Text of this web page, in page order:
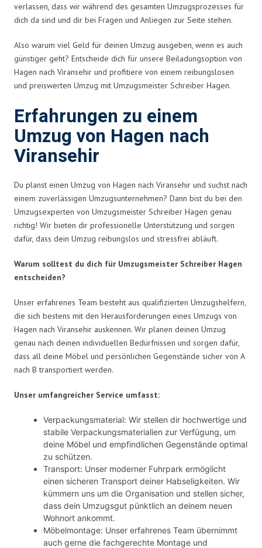
verlassen, dass wir während des gesamten Umzugsprozesses für
dich da sind und dir bei Fragen und Anliegen zur Seite stehen.
Also warum viel Geld für deinen Umzug ausgeben, wenn es auch
günstiger geht? Entscheide dich für unsere Beiladungsoption von
Hagen nach Viransehir und profitiere von einem reibungslosen
und preiswerten Umzug mit Umzugsmeister Schreiber Hagen.
Erfahrungen zu einem
Umzug von Hagen nach
Viransehir
Du planst einen Umzug von Hagen nach Viransehir und suchst nach
einem zuverlässigen Umzugsunternehmen? Dann bist du bei den
Umzugsexperten von Umzugsmeister Schreiber Hagen genau
richtig! Wir bieten dir professionelle Unterstützung und sorgen
dafür, dass dein Umzug reibungslos und stressfrei abläuft.
Warum solltest du dich für Umzugsmeister Schreiber Hagen
entscheiden?
Unser erfahrenes Team besteht aus qualifizierten Umzugshelfern,
die sich bestens mit den Herausforderungen eines Umzugs von
Hagen nach Viransehir auskennen. Wir planen deinen Umzug
genau nach deinen individuellen Bedürfnissen und sorgen dafür,
dass all deine Möbel und persönlichen Gegenstände sicher von A
nach B transportiert werden.
Unser umfangreicher Service umfasst:
Verpackungsmaterial: Wir stellen dir hochwertige und
stabile Verpackungsmaterialien zur Verfügung, um
deine Möbel und empfindlichen Gegenstände optimal
zu schützen.
Transport: Unser moderner Fuhrpark ermöglicht
einen sicheren Transport deiner Habseligkeiten. Wir
kümmern uns um die Organisation und stellen sicher,
dass dein Umzugsgut pünktlich an deinem neuen
Wohnort ankommt.
Möbelmontage: Unser erfahrenes Team übernimmt
auch gerne die fachgerechte Montage und